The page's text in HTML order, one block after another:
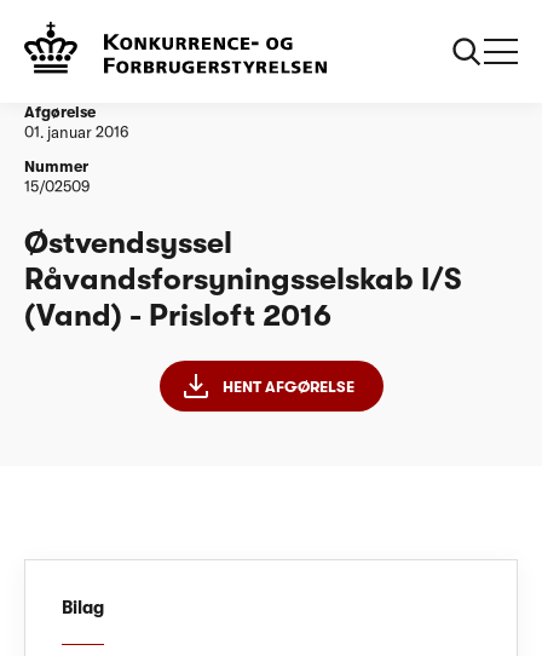
Vandtilsyn
PL 2016
Afgørelse
01. januar 2016
Nummer
15/02509
Østvendsyssel
Råvandsforsyningsselskab I/S
(Vand) - Prisloft 2016
HENT AFGØRELSE
Bilag